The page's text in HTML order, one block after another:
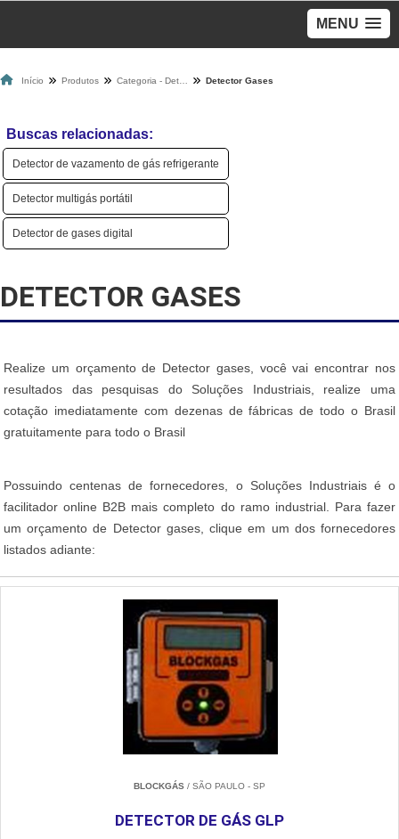
MENU
Início Produtos Detector Gases
Buscas relacionadas:
Detector de vazamento de gás refrigerante
Detector multigás portátil
Detector de gases digital
DETECTOR GASES
Realize um orçamento de Detector gases, você vai encontrar nos
resultados das pesquisas do Soluções Industriais, realize uma
cotação imediatamente com dezenas de fábricas de todo o Brasil
gratuitamente para todo o Brasil
Possuindo centenas de fornecedores, o Soluções Industriais é o
facilitador online B2B mais completo do ramo industrial. Para fazer
um orçamento de Detector gases, clique em um dos fornecedores
listados adiante:
BLOCKGÁS / SÃO PAULO - SP
DETECTOR DE GÁS GLP